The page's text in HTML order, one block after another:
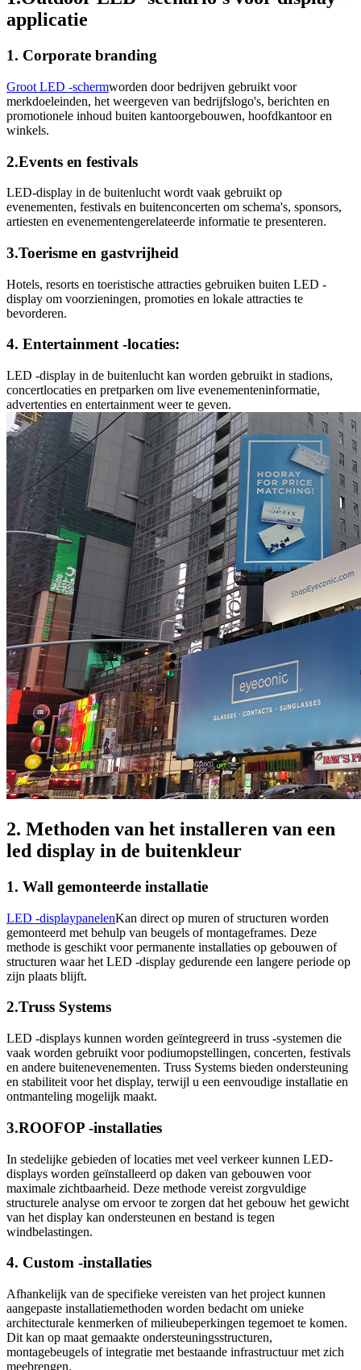
applicatie
1. Corporate branding
Groot LED -schermworden door bedrijven gebruikt voor
merkdoeleinden, het weergeven van bedrijfslogo's, berichten en
promotionele inhoud buiten kantoorgebouwen, hoofdkantoor en
winkels.
2.Events en festivals
LED-display in de buitenlucht wordt vaak gebruikt op
evenementen, festivals en buitenconcerten om schema's, sponsors,
artiesten en evenementengerelateerde informatie te presenteren.
3.Toerisme en gastvrijheid
Hotels, resorts en toeristische attracties gebruiken buiten LED -
display om voorzieningen, promoties en lokale attracties te
bevorderen.
4. Entertainment -locaties:
LED -display in de buitenlucht kan worden gebruikt in stadions,
concertlocaties en pretparken om live evenementeninformatie,
advertenties en entertainment weer te geven.
2. Methoden van het installeren van een
led display in de buitenkleur
1. Wall gemonteerde installatie
LED -displaypanelenKan direct op muren of structuren worden
gemonteerd met behulp van beugels of montageframes. Deze
methode is geschikt voor permanente installaties op gebouwen of
structuren waar het LED -display gedurende een langere periode op
zijn plaats blijft.
2.Truss Systems
LED -displays kunnen worden geïntegreerd in truss -systemen die
vaak worden gebruikt voor podiumopstellingen, concerten, festivals
en andere buitenevenementen. Truss Systems bieden ondersteuning
en stabiliteit voor het display, terwijl u een eenvoudige installatie en
ontmanteling mogelijk maakt.
3.ROOFOP -installaties
In stedelijke gebieden of locaties met veel verkeer kunnen LED-
displays worden geïnstalleerd op daken van gebouwen voor
maximale zichtbaarheid. Deze methode vereist zorgvuldige
structurele analyse om ervoor te zorgen dat het gebouw het gewicht
van het display kan ondersteunen en bestand is tegen
windbelastingen.
4. Custom -installaties
Afhankelijk van de specifieke vereisten van het project kunnen
aangepaste installatiemethoden worden bedacht om unieke
architecturale kenmerken of milieubeperkingen tegemoet te komen.
Dit kan op maat gemaakte ondersteuningsstructuren,
montagebeugels of integratie met bestaande infrastructuur met zich
meebrengen.